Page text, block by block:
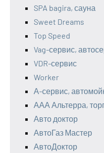
SPA bagira, сауна
Sweet Dreams
Top Speed
Vag-сервис,
VDR-сервис
Worker
А-сервис,
ААА Альтерра,
Авто доктор
АвтоГаз Мастер
АвтоДоктор